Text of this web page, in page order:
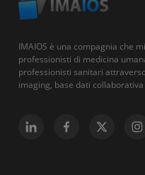
IMAIOS è una compagnia che
professionisti di medicina
professionisti sanitari
imaging, base dati